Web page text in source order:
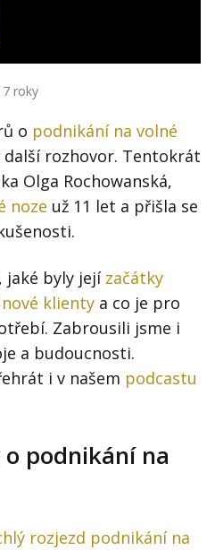
7 roky
o podnikání na volné
rozhovor. Tentokrát
Olga Rochowanská,
noze už 11 let a přišla se
jaké byly její začátky
klienty a co je pro
Zabrousili jsme i
a budoucnosti.
i v našem podcastu
podnikání na
rozjezd podnikání na